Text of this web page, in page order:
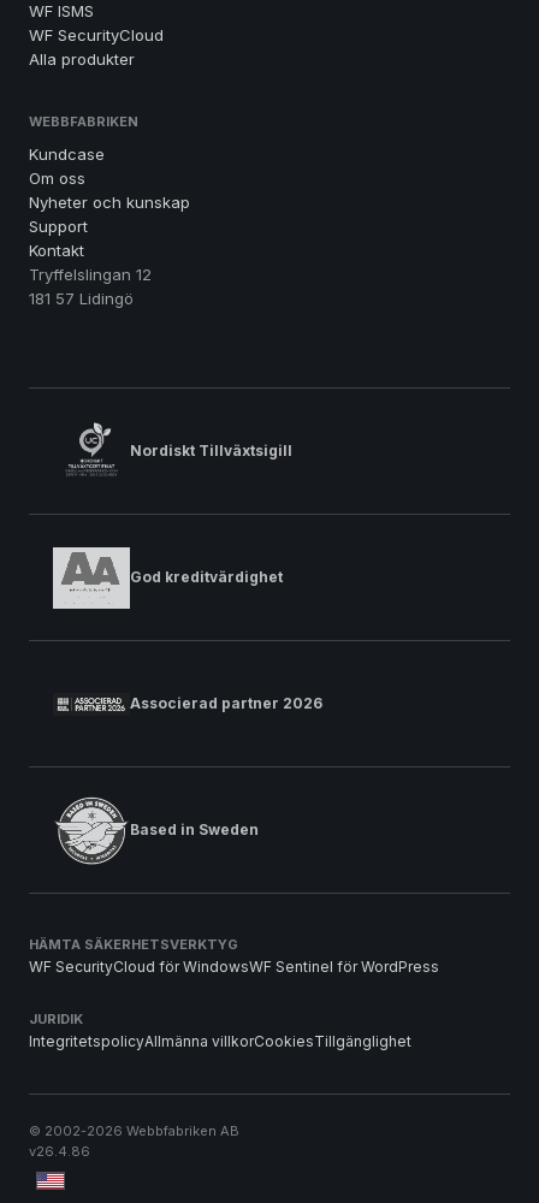
WF ISMS
WF SecurityCloud
Alla produkter
WEBBFABRIKEN
Kundcase
Om oss
Nyheter och kunskap
Support
Kontakt
Tryffelslingan 12
181 57 Lidingö
Nordiskt Tillväxtsigill
God kreditvärdighet
Associerad partner 2026
Based in Sweden
HÄMTA SÄKERHETSVERKTYG
WF SecurityCloud för WindowsWF Sentinel för WordPress
JURIDIK
IntegritetspolicyAllmänna villkorCookiesTillgänglighet
© 2002-2026 Webbfabriken AB
v26.4.86